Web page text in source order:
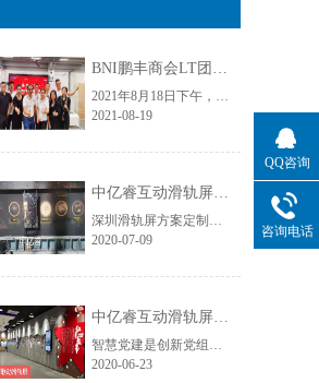
BNI鹏丰商会LT团队组织开展走进中亿睿参观指导交流活动
2021年8月18日下午，为了增进企业间的互动交流，增强企业间的凝聚力，BNI鹏丰商会LT团队开展了走进中亿睿交流活动。此次活动不仅为商会LT团队各成员搭建了思想碰撞的平台，还为自身企业发展开拓思路，实现了企业家之间信息互通，共同发展，同时也增加了LT团队成员的之间的相互了解，使BNI鹏丰商会更有凝聚力。
2021-08-19
中亿睿互动滑轨屏案例：橙色科技企业展厅
深圳滑轨屏方案定制源头厂家--中亿睿，根据烟台橙色科技企业展厅的现场情况、及尺寸高度为其制定了一套55寸6米长的轨道触摸屏，为山东烟台橙色科技打造高科技展厅。
2020-07-09
中亿睿互动滑轨屏为浙江金华打造智慧党建馆
智慧党建是创新党组织活动的内容方式，它是积极运用互联网、大数据等新兴技术现党建工作的智能化管理，从而提升党的执政能力的理念。在这个理念指导之下，浙江金华党组织就开始探索智慧党建的各种载体，最终选择了深圳中亿睿双屏滑轨系统作为党建历程展示载体。
2020-06-23
QQ咨询
咨询电话